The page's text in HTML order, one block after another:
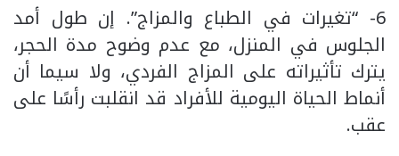
6- “تغيرات في الطباع والمزاج”. إن طول أمد
الجلوس في المنزل، مع عدم وضوح مدة الحجر،
يترك تأثيراته على المزاج الفردي، ولا سيما أن
أنماط الحياة اليومية للأفراد قد انقلبت رأسًا على
عقب.